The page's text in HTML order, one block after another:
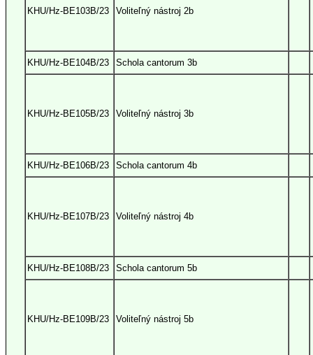
KHU/Hz-BE103B/23 Voliteľný nástroj 2b
KHU/Hz-BE104B/23 Schola cantorum 3b
KHU/Hz-BE105B/23 Voliteľný nástroj 3b
KHU/Hz-BE106B/23 Schola cantorum 4b
KHU/Hz-BE107B/23 Voliteľný nástroj 4b
KHU/Hz-BE108B/23 Schola cantorum 5b
KHU/Hz-BE109B/23 Voliteľný nástroj 5b